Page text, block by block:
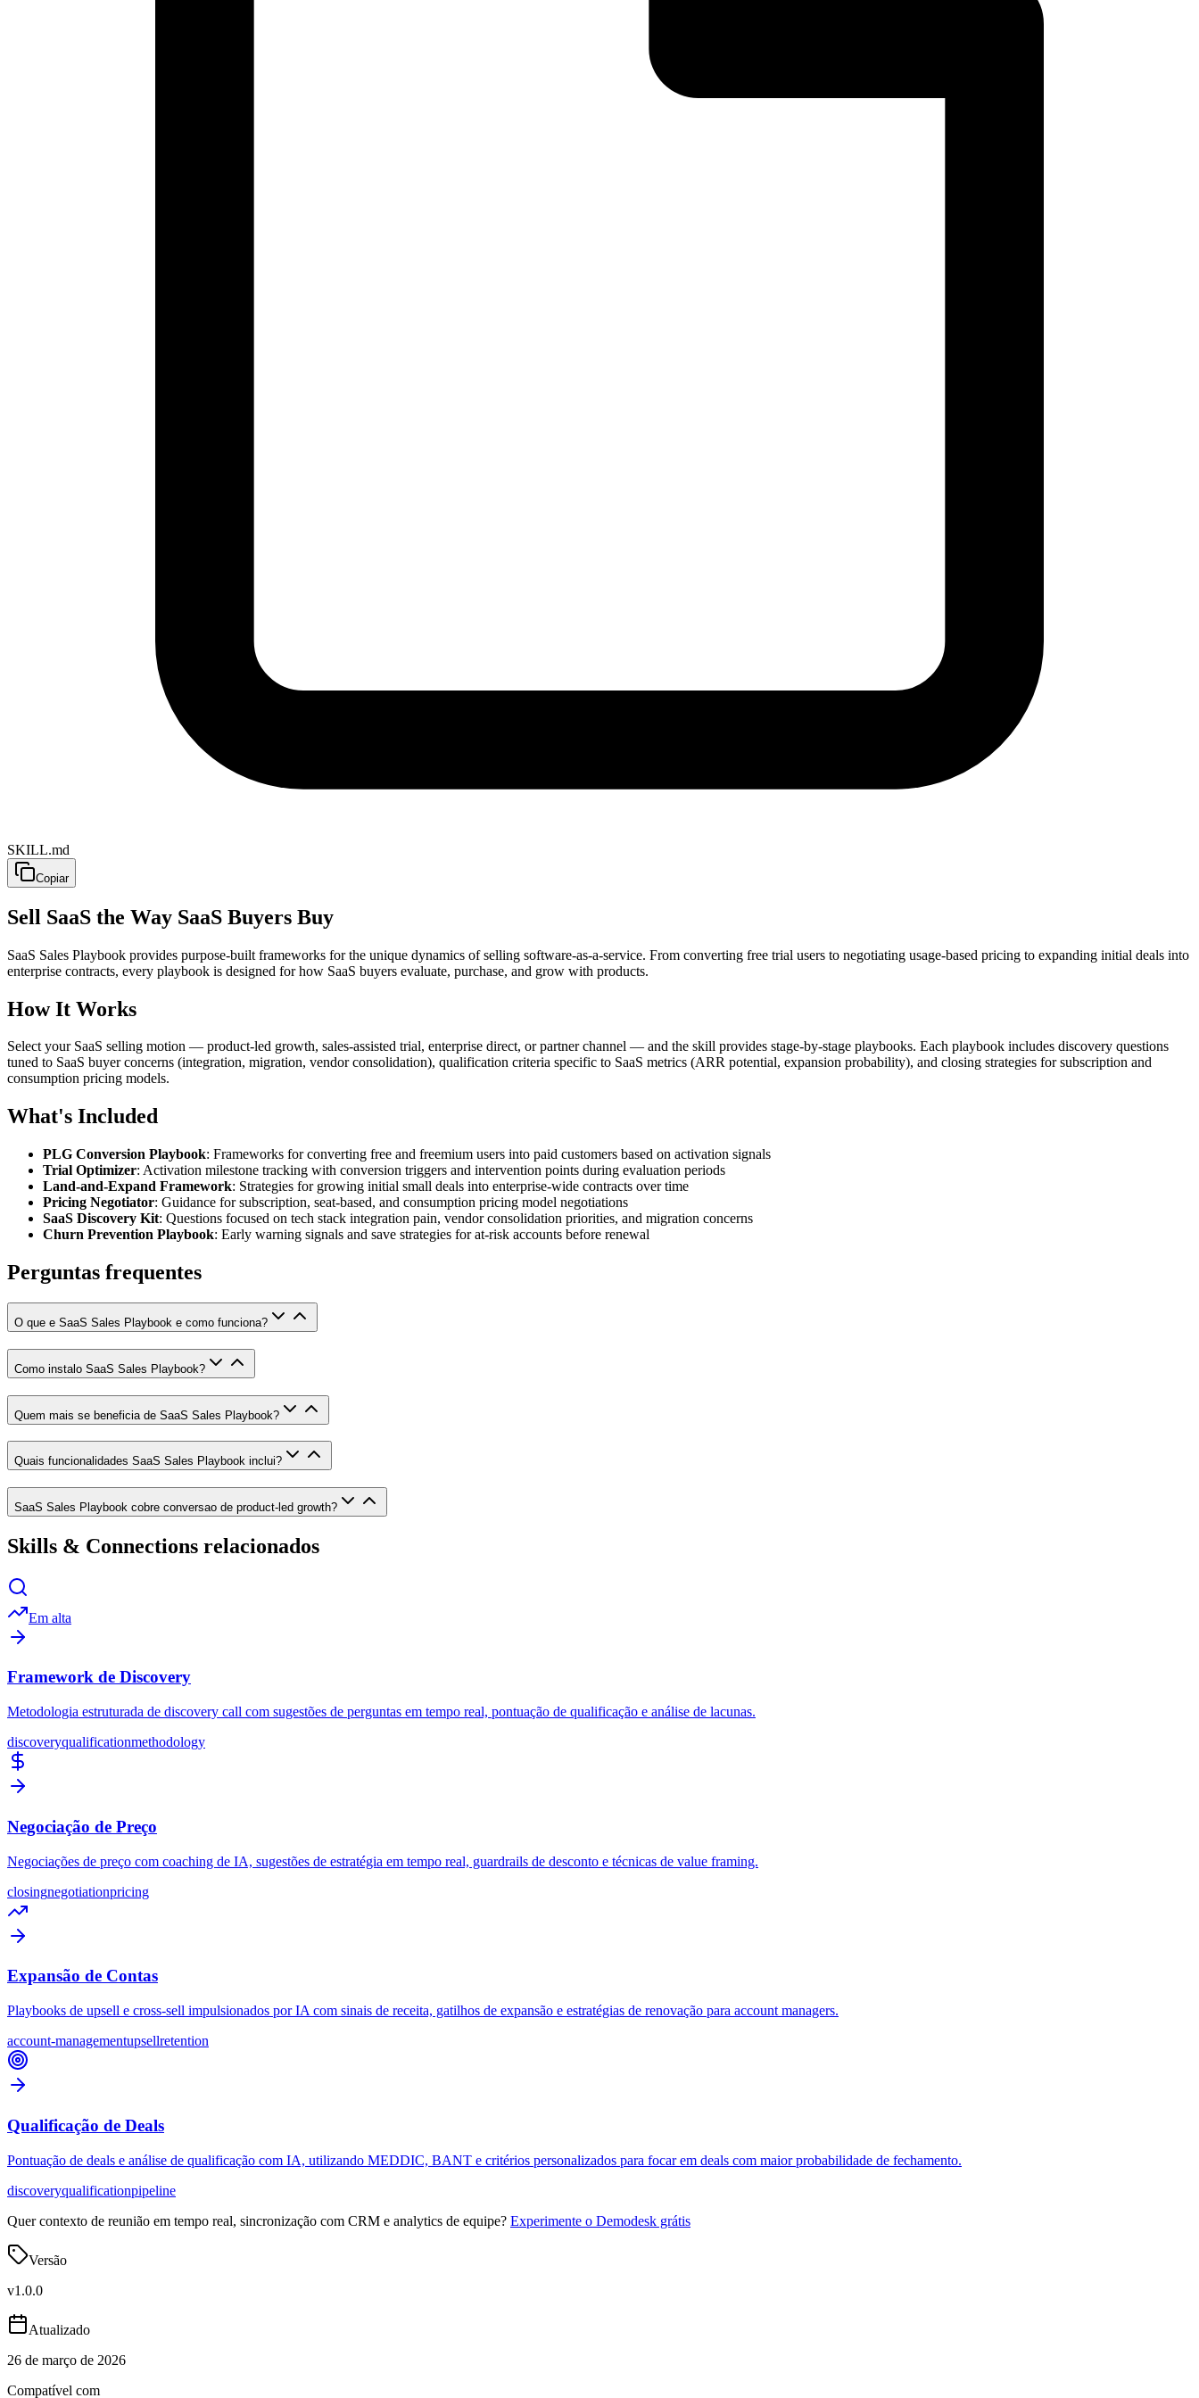
SKILL.md
Copiar
Sell SaaS the Way SaaS Buyers Buy
SaaS Sales Playbook provides purpose-built frameworks for the unique dynamics of selling software-as-a-service. From converting free trial users to negotiating usage-based pricing to expanding initial deals into
enterprise contracts, every playbook is designed for how SaaS buyers evaluate, purchase, and grow with products.
How It Works
Select your SaaS selling motion — product-led growth, sales-assisted trial, enterprise direct, or partner channel — and the skill provides stage-by-stage playbooks. Each playbook includes discovery questions
tuned to SaaS buyer concerns (integration, migration, vendor consolidation), qualification criteria specific to SaaS metrics (ARR potential, expansion probability), and closing strategies for subscription and
consumption pricing models.
What's Included
PLG Conversion Playbook: Frameworks for converting free and freemium users into paid customers based on activation signals
Trial Optimizer: Activation milestone tracking with conversion triggers and intervention points during evaluation periods
Land-and-Expand Framework: Strategies for growing initial small deals into enterprise-wide contracts over time
Pricing Negotiator: Guidance for subscription, seat-based, and consumption pricing model negotiations
SaaS Discovery Kit: Questions focused on tech stack integration pain, vendor consolidation priorities, and migration concerns
Churn Prevention Playbook: Early warning signals and save strategies for at-risk accounts before renewal
Perguntas frequentes
O que e SaaS Sales Playbook e como funciona?
Como instalo SaaS Sales Playbook?
Quem mais se beneficia de SaaS Sales Playbook?
Quais funcionalidades SaaS Sales Playbook inclui?
SaaS Sales Playbook cobre conversao de product-led growth?
Skills & Connections relacionados
Em alta
Framework de Discovery
Metodologia estruturada de discovery call com sugestões de perguntas em tempo real, pontuação de qualificação e análise de lacunas.
discoveryqualificationmethodology
Negociação de Preço
Negociações de preço com coaching de IA, sugestões de estratégia em tempo real, guardrails de desconto e técnicas de value framing.
closingnegotiationpricing
Expansão de Contas
Playbooks de upsell e cross-sell impulsionados por IA com sinais de receita, gatilhos de expansão e estratégias de renovação para account managers.
account-managementupsellretention
Qualificação de Deals
Pontuação de deals e análise de qualificação com IA, utilizando MEDDIC, BANT e critérios personalizados para focar em deals com maior probabilidade de fechamento.
discoveryqualificationpipeline
Quer contexto de reunião em tempo real, sincronização com CRM e analytics de equipe? Experimente o Demodesk grátis
Versão
v1.0.0
Atualizado
26 de março de 2026
Compatível com